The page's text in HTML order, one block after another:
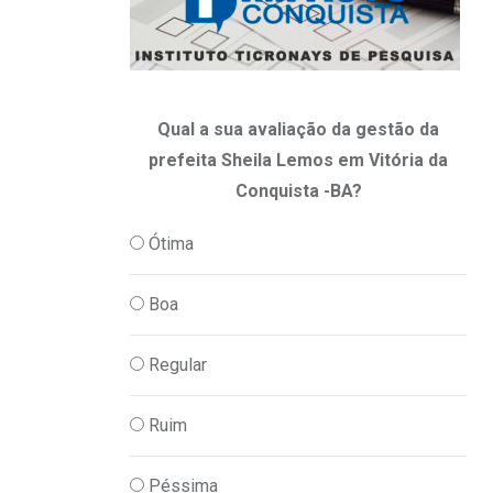
Qual a sua avaliação da gestão da
prefeita Sheila Lemos em Vitória da
Conquista -BA?
Ótima
Boa
Regular
Ruim
Péssima